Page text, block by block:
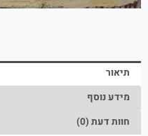
תיאור
מידע נוסף
חוות דעת (0)